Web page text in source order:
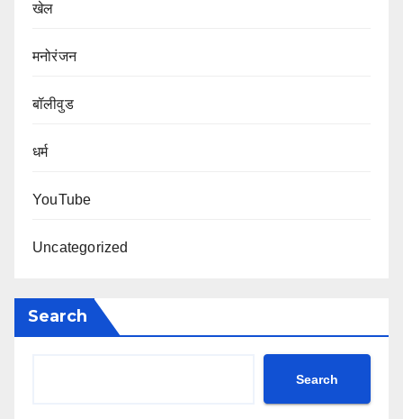
खेल
मनोरंजन
बॉलीवुड
धर्म
YouTube
Uncategorized
Search
Search